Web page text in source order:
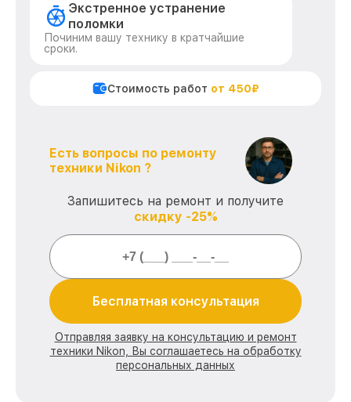
Экстренное устранение
поломки
Починим вашу технику в кратчайшие
сроки.
Стоимость работ от 450₽
Есть вопросы по ремонту
техники Nikon ?
Запишитесь на ремонт и получите
скидку -25%
Бесплатная консультация
Отправляя заявку на консультацию и ремонт
техники Nikon, Вы соглашаетесь на обработку
персональных данных